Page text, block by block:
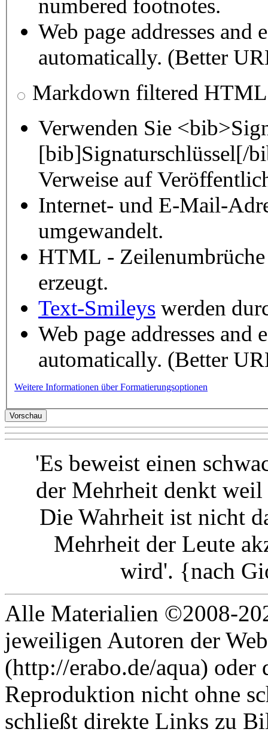
numbered footnotes.
Web page addresses
automatically. (Better
Markdown filtered HTML
Verwenden Sie
[bib]Signaturschlüssel[/
Verweise auf
Internet- und E-Mail-
umgewandelt.
HTML - Zeilenumbrüche
erzeugt.
Text-Smileys werden
Web page addresses
automatically. (Better
Weitere Informationen über Formatierungsoptionen
'Es beweist einen
der Mehrheit denkt
Die Wahrheit ist nicht
Mehrheit der Leute
wird'. {nach
Alle Materialien ©2008-
jeweiligen Autoren der
(http://erabo.de/aqua) oder
Reproduktion nicht ohne
schließt direkte Links zu